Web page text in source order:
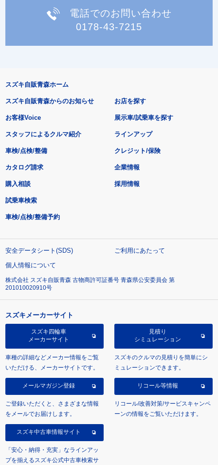
電話でのお問い合わせ
0178-43-7215
スズキ自販青森ホーム
スズキ自販青森からのお知らせ
お客様Voice
スタッフによるクルマ紹介
お店を探す
展示車/試乗車を探す
ラインアップ
車検/点検/整備 クレジット/保険
カタログ請求
購入相談
試乗車検索
車検/点検/整備予約
企業情報
採用情報
安全データシート(SDS)
ご利用にあたって
個人情報について
株式会社 スズキ自販青森 古物商許可証番号 青森県公安委員会 第
201010020910号
スズキメーカーサイト
スズキ四輪車
メーカーサイト
車種の詳細などメーカー情報をご覧
いただける、メーカーサイトです。
見積り
シミュレーション
スズキのクルマの見積りを簡単にシ
ミュレーションできます。
メールマガジン登録
ご登録いただくと、さまざまな情報
をメールでお届けします。
リコール等情報
リコール/改善対策/サービスキャンペ
ーンの情報をご覧いただけます。
スズキ中古車情報サイト
「安心・納得・充実」なラインアッ
プを揃えるスズキ公式中古車検索サ